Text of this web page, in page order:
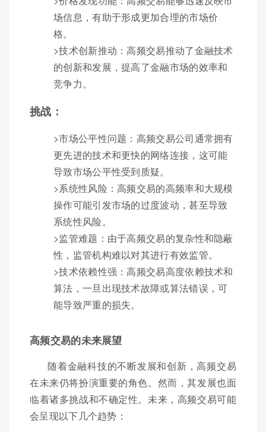
场信息，有助于形成更加合理的市场价
格。
>技术创新推动：高频交易推动了金融技术
的创新和发展，提高了金融市场的效率和
竞争力。
挑战：
>市场公平性问题：高频交易公司通常拥有
更先进的技术和更快的网络连接，这可能
导致市场公平性受到质疑。
>系统性风险：高频交易的高频率和大规模
操作可能引发市场的过度波动，甚至导致
系统性风险。
>监管难题：由于高频交易的复杂性和隐蔽
性，监管机构难以对其进行有效监管。
>技术依赖性强：高频交易高度依赖技术和
算法，一旦出现技术故障或算法错误，可
能导致严重的损失。
高频交易的未来展望
随着金融科技的不断发展和创新，高频交易
在未来仍将扮演重要的角色。然而，其发展也面
临着诸多挑战和不确定性。未来，高频交易可能
会呈现以下几个趋势：